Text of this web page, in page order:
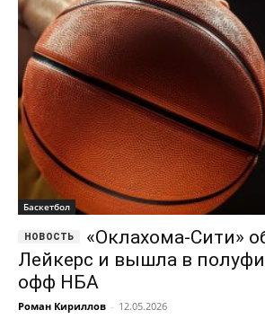
Баскетбол
«Оклахома-Сити»
Лейкерс и вышла в
офф НБА
Роман Кириллов - 12.05.2026